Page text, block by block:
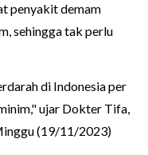
penyakit demam
sehingga tak perlu
di Indonesia per
ujar Dokter Tifa,
(19/11/2023)